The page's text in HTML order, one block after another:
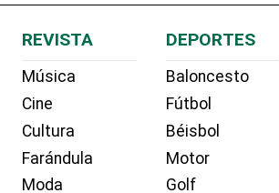
REVISTA
Música
Cine
Cultura
Farándula
Moda
DEPORTES
Baloncesto
Fútbol
Béisbol
Motor
Golf